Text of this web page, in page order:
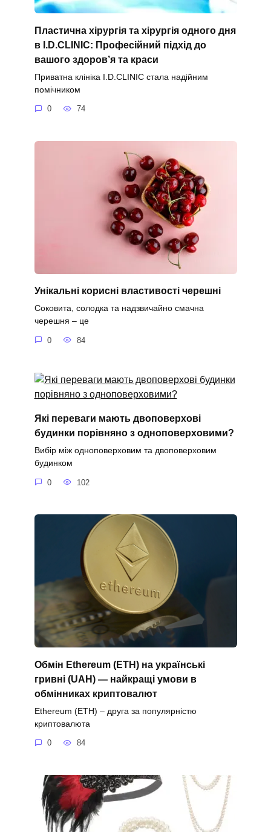
Пластична хірургія та хірургія одного дня
в I.D.CLINIC: Професійний підхід до
вашого здоров’я та краси
Приватна клініка I.D.CLINIC стала надійним
помічником
0 74
Унікальні корисні властивості черешні
Соковита, солодка та надзвичайно смачна
черешня – це
0 84
Які переваги мають двоповерхові
будинки порівняно з одноповерховими?
Вибір між одноповерховим та двоповерховим
будинком
0 102
Обмін Ethereum (ETH) на українські
гривні (UAH) — найкращі умови в
обмінниках криптовалют
Ethereum (ETH) – друга за популярністю
криптовалюта
0 84